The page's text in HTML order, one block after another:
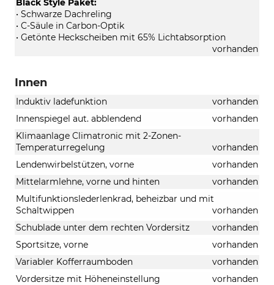
• Schwarze Dachreling
• C-Säule in Carbon-Optik
• Getönte Heckscheiben mit 65% Lichtabsorption
vorhanden
Innen
Induktiv ladefunktion
vorhanden
Innenspiegel aut. abblendend
vorhanden
Klimaanlage Climatronic mit 2-Zonen-
Temperaturregelung
vorhanden
Lendenwirbelstützen, vorne
vorhanden
Mittelarmlehne, vorne und hinten
vorhanden
Multifunktionslederlenkrad, beheizbar und mit
Schaltwippen
vorhanden
Schublade unter dem rechten Vordersitz
vorhanden
Sportsitze, vorne
vorhanden
Variabler Kofferraumboden
vorhanden
Vordersitze mit Höheneinstellung
vorhanden